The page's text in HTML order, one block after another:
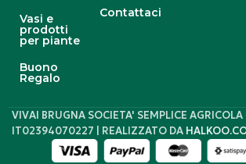
Vasi e
prodotti
per piante
Buono
Regalo
Contattaci
VIVAI BRUGNA SOCIETA' SEMPLICE
IT02394070227 | REALIZZATO DA